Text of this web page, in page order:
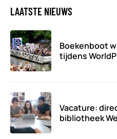
LAATSTE NIEUWS
Boekenboot
tijdens
Vacature:
bibliotheek